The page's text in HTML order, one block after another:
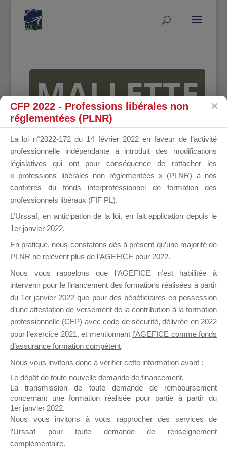
MALLETTE
DU
DIRIGEANT
Ce groupe est destiné aux Organismes de
Formation qui souhaitent répondre à l’Appel à
Propositions Mallette du Dirigeant.
sur lequel il est possible de laisser un message
ou poser une question.
NB : Il est nécessaire d’êtreinscrit(e)pour
pouvoir rejoindre ce groupe
CFP 2022 - Professions libérales non
réglementées (PLNR)
La loi n°2022-172 du 14 février 2022 en faveur de l’activité
professionnelle indépendante a introduit des modifications
législatives qui ont pour conséquence de rattacher les
« professions libérales non réglementées » (PLNR) à nos
confrères du fonds interprofessionnel de formation des
professionnels libéraux (FIF PL).
L’Urssaf, en anticipation de la loi, en fait application depuis le
1er janvier 2022.
En pratique, nous constatons dès à présent qu’une majorité de
PLNR ne relèvent plus de l’AGEFICE pour 2022.
Nous vous rappelons que l’AGEFICE n’est habilitée à
intervenir pour le financement des formations réalisées à partir
du 1er janvier 2022 que pour des bénéficiaires en possession
d’une attestation de versement de la contribution à la formation
professionnelle (CFP) avec code de sécurité, délivrée en 2022
pour l’exercice 2021, et mentionnant l’AGEFICE comme fonds
d’assurance formation compétent.
Nous vous invitons donc à vérifier cette information avant :
Le dépôt de toute nouvelle demande de financement,
La transmission de toute demande de remboursement
concernant une formation réalisée pour partie à partir du
1er janvier 2022.
Nous vous invitons à vous rapprocher des services de
l’Urssaf pour toute demande de renseignement
complémentaire.